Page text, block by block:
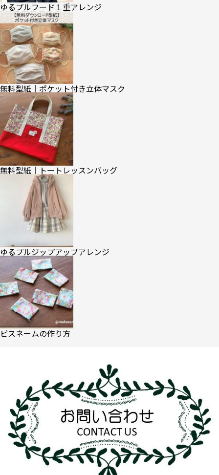
ゆるプルフード１重アレンジ
無料型紙｜ポケット付き立体マスク
無料型紙｜トートレッスンバッグ
ゆるプルジップアップアレンジ
ピスネームの作り方